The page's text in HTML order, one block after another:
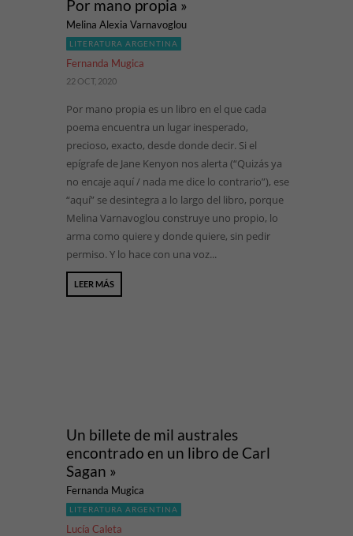
Por mano propia »
Melina Alexia Varnavoglou
LITERATURA ARGENTINA
Fernanda Mugica
22 OCT, 2020
Por mano propia es un libro en el que cada
poema encuentra un lugar inesperado,
precioso, exacto, desde donde decir. Si el
epígrafe de Jane Kenyon nos alerta (“Quizás ya
no encaje aquí / nada me dice lo contrario”), ese
“aquí” se desintegra a lo largo del libro, porque
Melina Varnavoglou construye uno propio, lo
arma como quiere y donde quiere, sin pedir
permiso. Y lo hace con una voz...
LEER MÁS
Un billete de mil australes
encontrado en un libro de Carl
Sagan »
Fernanda Mugica
LITERATURA ARGENTINA
Lucía Caleta